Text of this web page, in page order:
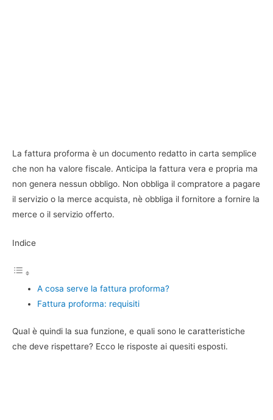
La fattura proforma è un documento redatto in carta semplice
che non ha valore fiscale. Anticipa la fattura vera e propria ma
non genera nessun obbligo. Non obbliga il compratore a pagare
il servizio o la merce acquista, nè obbliga il fornitore a fornire la
merce o il servizio offerto.
Indice
A cosa serve la fattura proforma?
Fattura proforma: requisiti
Qual è quindi la sua funzione, e quali sono le caratteristiche
che deve rispettare? Ecco le risposte ai quesiti esposti.